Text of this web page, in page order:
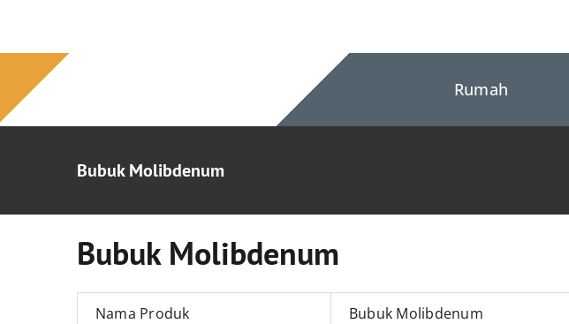
konten
Rumah
Bubuk Molibdenum
Bubuk Molibdenum
Nama Produk Bubuk Molibdenum